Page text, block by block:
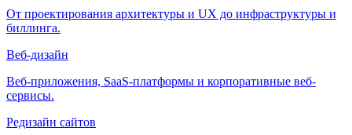
От проектирования архитектуры и UX до инфраструктуры и
биллинга.
Веб-дизайн
Веб-приложения, SaaS-платформы и корпоративные веб-
сервисы.
Редизайн сайтов